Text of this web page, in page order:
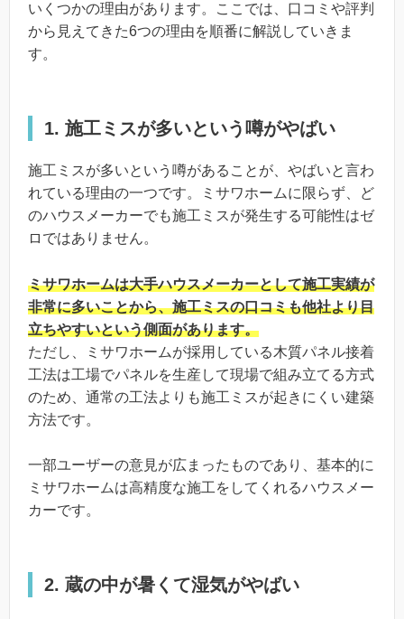
いくつかの理由があります。ここでは、口コミや評判
から見えてきた6つの理由を順番に解説していきま
す。
1. 施工ミスが多いという噂がやばい
施工ミスが多いという噂があることが、やばいと言わ
れている理由の一つです。ミサワホームに限らず、ど
のハウスメーカーでも施工ミスが発生する可能性はゼ
ロではありません。
ミサワホームは大手ハウスメーカーとして施工実績が
非常に多いことから、施工ミスの口コミも他社より目
立ちやすいという側面があります。
ただし、ミサワホームが採用している木質パネル接着
工法は工場でパネルを生産して現場で組み立てる方式
のため、通常の工法よりも施工ミスが起きにくい建築
方法です。
一部ユーザーの意見が広まったものであり、基本的に
ミサワホームは高精度な施工をしてくれるハウスメー
カーです。
2. 蔵の中が暑くて湿気がやばい